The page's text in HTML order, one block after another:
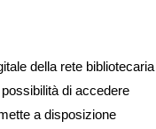
della rete bibliotecaria
di accedere
a disposizione